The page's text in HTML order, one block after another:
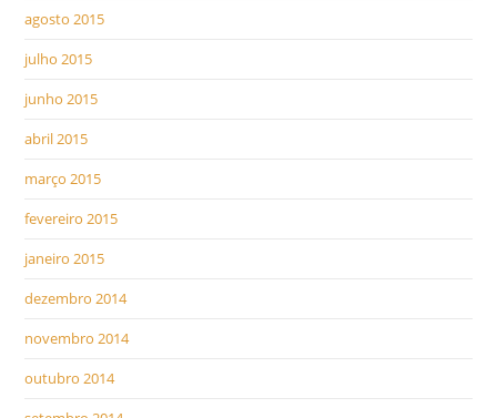
agosto 2015
julho 2015
junho 2015
abril 2015
março 2015
fevereiro 2015
janeiro 2015
dezembro 2014
novembro 2014
outubro 2014